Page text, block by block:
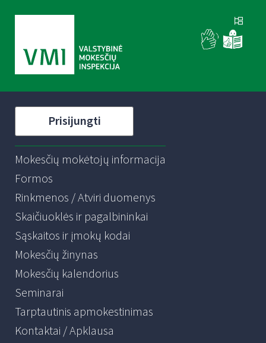
Prisijungti
Mokesčių mokėtojų informacija
Formos
Rinkmenos / Atviri duomenys
Skaičiuoklės ir pagalbininkai
Sąskaitos ir įmokų kodai
Mokesčių žinynas
Mokesčių kalendorius
Seminarai
Tarptautinis apmokestinimas
Kontaktai / Apklausa